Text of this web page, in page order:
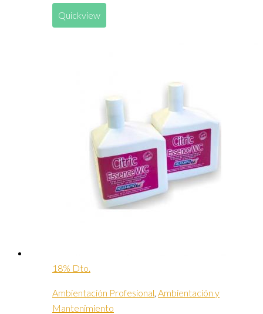
Quickview
18% Dto.
Ambientación Profesional Ambientación y
Mantenimiento